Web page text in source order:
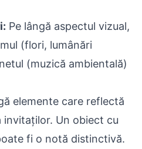
Pe lângă aspectul vizual,
(flori, lumânări
(muzică ambientală)
elemente care reflectă
invitaților. Un obiect cu
fi o notă distinctivă.